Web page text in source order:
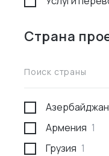
Страна
Поиск страны
Азербайджан
Армения 1
Грузия 1